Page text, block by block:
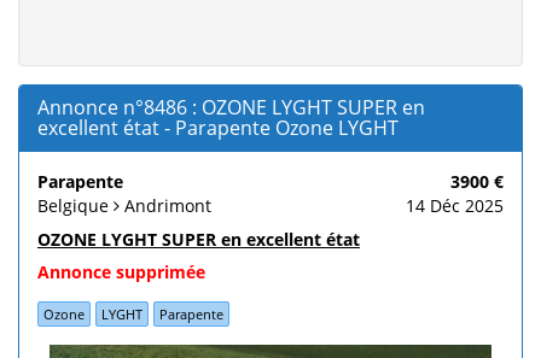
Annonce n°8486 : OZONE LYGHT SUPER en
excellent état - Parapente Ozone LYGHT
Parapente
3900 €
Belgique
Andrimont
14 Déc 2025
OZONE LYGHT SUPER en excellent état
Annonce supprimée
Ozone LYGHT Parapente